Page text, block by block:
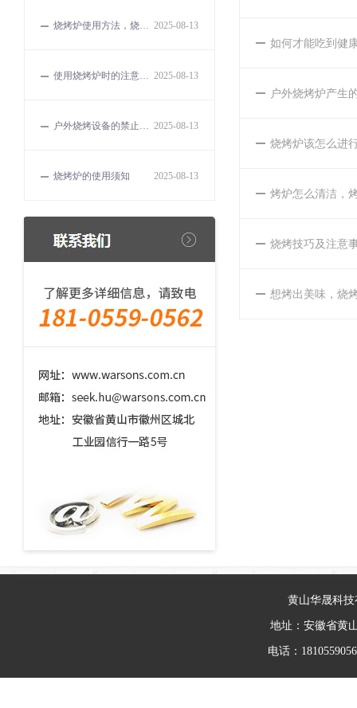
2025-08-13
烧烤炉使用方法，烧烤的误区和解决方法有哪些？
2025-08-13
使用烧烤炉时的注意事项有哪些？
2025-08-13
户外烧烤设备的禁止事项
2025-08-13
烧烤炉的使用须知
如何才能吃到健
户外烧烤炉产生
烧烤炉该怎么进
烤炉怎么清洁，
烧烤技巧及注意
想烤出美味，烧
黄山华晟科
地址：安徽省黄
电话：